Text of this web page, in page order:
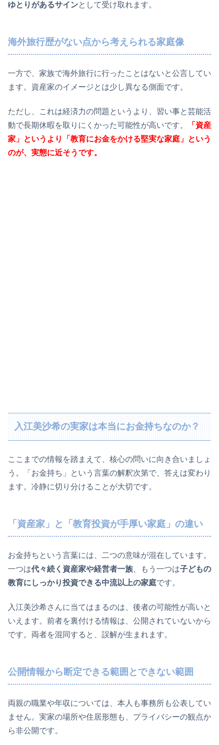
ゆとりがあるサインとして受け取れます。
海外旅行歴がない点から考えられる家庭像
一方で、家族で海外旅行に行ったことはないと公言してい
ます。資産家のイメージとは少し異なる側面です。
ただし、これは経済力の問題というより、習い事と芸能活
動で長期休暇を取りにくかった可能性が高いです。
「資産
家」というより「教育にお金をかける堅実な家庭」という
のが、実態に近そうです。
入江美沙希の実家は本当にお金持ちなのか？
ここまでの情報を踏まえて、核心の問いに向き合いましょ
う。「お金持ち」という言葉の解釈次第で、答えは変わり
ます。冷静に切り分けることが大切です。
「資産家」と「教育投資が手厚い家庭」の違い
お金持ちという言葉には、二つの意味が混在しています。
一つは代々続く資産家や経営者一族 、もう一つは子どもの
教育にしっかり投資できる中流以上の家庭です。
入江美沙希さんに当てはまるのは、後者の可能性が高いと
いえます。前者を裏付ける情報は、公開されていないから
です。両者を混同すると、誤解が生まれます。
公開情報から断定できる範囲とできない範囲
両親の職業や年収については、本人も事務所も公表してい
ません。実家の場所や住居形態も、プライバシーの観点か
ら非公開です。